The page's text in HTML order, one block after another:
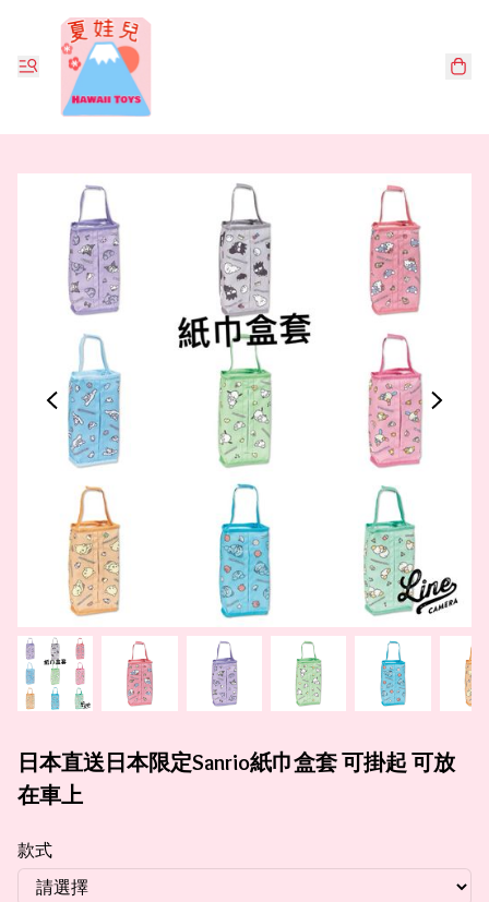
日本直送日本限定Sanrio紙巾盒套 可掛起 可放
在車上
款式